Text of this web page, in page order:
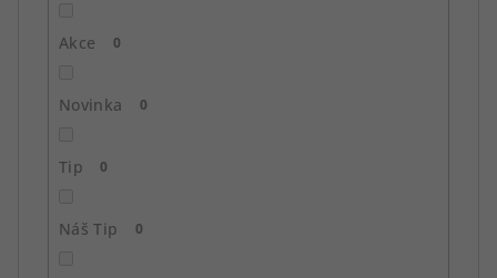
Akce 0
Novinka 0
Tip 0
Náš Tip 0